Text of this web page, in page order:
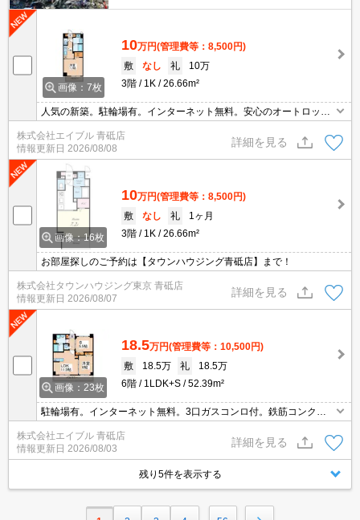
画像：7枚
10万円(管理費等：8,500円)
敷
なし 礼
10万
3階
1K 26.66m²
人気の新築。駐輪場有。インターネット無料。安心のオートロッ
ク。ウォークインクローゼット付き。3口ガスコンロ付。鉄筋コン
クリート造。宅配ボックスあり。シャワー付独立洗面台。温水洗浄
便座付き。
株式会社エイブル 青砥店
情報更新日 2026/08/08
詳細を見る
画像：16枚
10万円(管理費等：8,500円)
敷
なし 礼
1ヶ月
3階
1K 26.66m²
お部屋探しのご予約は【タウンハウジング青砥店】まで！
株式会社タウンハウジング東京 青砥店
情報更新日 2026/08/07
詳細を見る
画像：23枚
18.5万円(管理費等：10,500円)
敷
18.5万 礼
18.5万
6階
1LDK+S 52.39m²
駐輪場有。インターネット無料。3口ガスコンロ付。鉄筋コンクリ
ート造。宅配ボックスあり。シャワー付独立洗面台。TVモニター付
インターホン。敷地内防犯カメラ設置。最上階。角部屋。エレベー
ターあり。
株式会社エイブル 青砥店
情報更新日 2026/08/03
詳細を見る
残り5件を表示する